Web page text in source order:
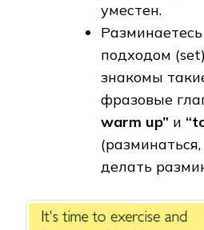
уместен.
подходом
знакомы
фразовые
warm up” и
делать